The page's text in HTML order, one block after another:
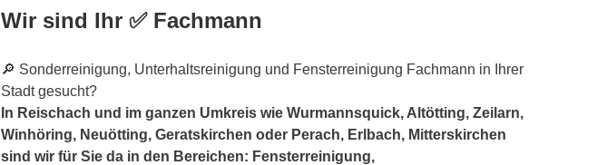
Wir sind Ihr ✅ Fachmann
🔎 Sonderreinigung, Unterhaltsreinigung und Fensterreinigung Fachmann in Ihrer
Stadt gesucht?
In Reischach und im ganzen Umkreis wie Wurmannsquick, Altötting, Zeilarn,
Winhöring, Neuötting, Geratskirchen oder Perach, Erlbach, Mitterskirchen
sind wir für Sie da in den Bereichen: Fensterreinigung,